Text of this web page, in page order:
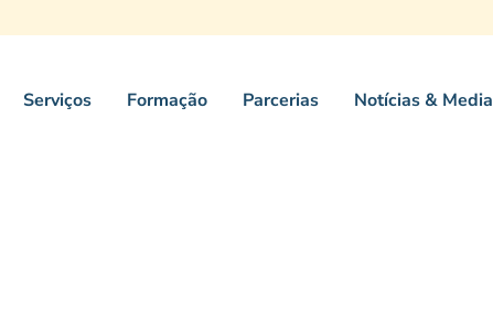
Serviços Formação Parcerias Notícias & Media